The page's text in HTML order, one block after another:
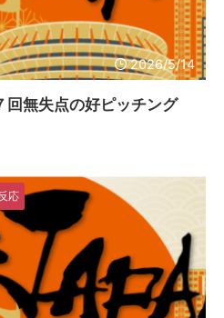
2026/5/14
回無失点の好ピッチング
応